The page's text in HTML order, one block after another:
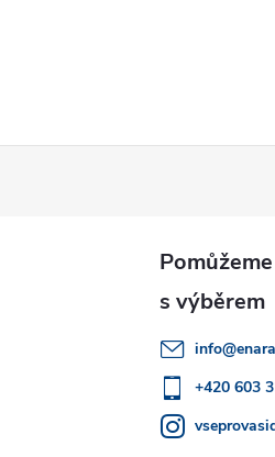
info@
+420 603